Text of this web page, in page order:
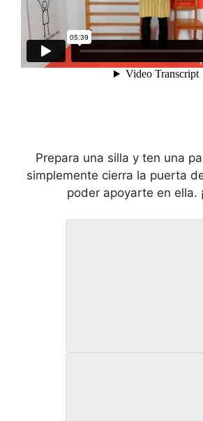
Prepara una silla y ten una
simplemente cierra la puerta
poder apoyarte en ella.